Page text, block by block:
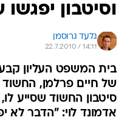
וסיטבון יפגשו
גלעד גרוסמן
22.7.2010 / 14:11
בית המשפט העליון
של חיים פרלמן, החשוד
סיטבון החשוד שסייע
אדמונד לוי: "הדבר לא